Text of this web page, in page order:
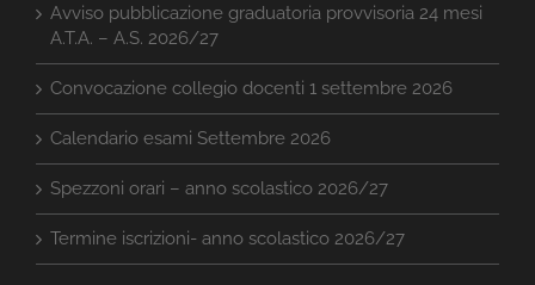
Avviso pubblicazione graduatoria provvisoria 24 mesi
A.T.A. – A.S. 2026/27
Convocazione collegio docenti 1 settembre 2026
Calendario esami Settembre 2026
Spezzoni orari – anno scolastico 2026/27
Termine iscrizioni- anno scolastico 2026/27